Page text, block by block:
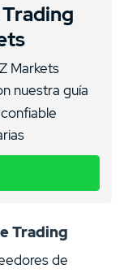
Markets
nuestra guía
Trading
de